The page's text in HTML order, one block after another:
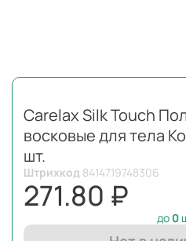
Carelax Silk Touch
восковые для тела
шт.
Штрихкод 8414719748306
271.80 ₽
до 0